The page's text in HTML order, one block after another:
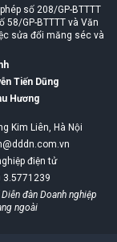
số 208/GP-BTTTT
GP-BTTTT và Văn
sửa đổi măng séc và
Tiến Dũng
Hương
Kim Liên, Hà Nội
điện tử
3.5771239
đàn Doanh nghiệp
ngoài